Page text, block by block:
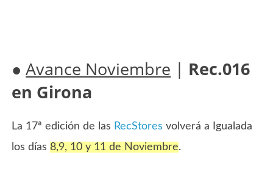
●Avance Noviembre | Rec.016
en Girona
La 17ª edición de las RecStores volverá a Igualada
los días 8,9, 10 y 11 de Noviembre.